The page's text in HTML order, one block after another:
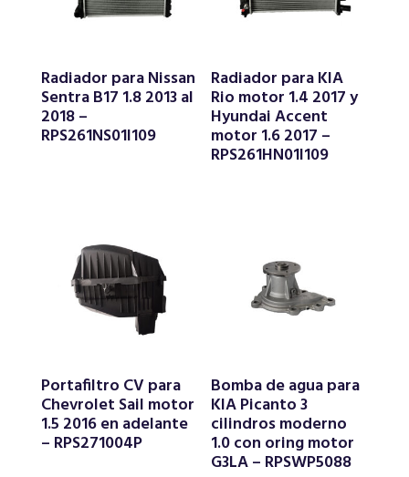
Radiador para Nissan
Sentra B17 1.8 2013 al
2018 –
RPS261NS01I109
Radiador para KIA
Rio motor 1.4 2017 y
Hyundai Accent
motor 1.6 2017 –
RPS261HN01I109
Portafiltro CV para
Chevrolet Sail motor
1.5 2016 en adelante
– RPS271004P
Bomba de agua para
KIA Picanto 3
cilindros moderno
1.0 con oring motor
G3LA – RPSWP5088